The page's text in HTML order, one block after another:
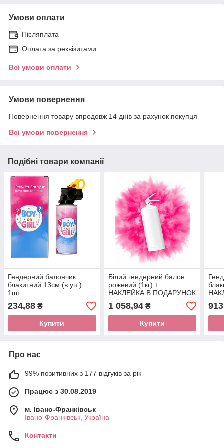
Умови оплати
Післяплата
Оплата за реквізитами
Всі умови оплати
Умови повернення
Повернення товару впродовж 14 днів за рахунок покупця
Всі умови повернення
Подібні товари компанії
Гендерний балончик
блакитний 13см (в уп.)
1шт.
234,88 ₴
Купити
Білий гендерний балон
рожевий (1кг) +
НАКЛЕЙКА В ПОДАРУНОК
1 058,94₴
Купити
Про нас
99% позитивних з 177 відгуків за рік
Працює з 30.08.2019
м. Івано-Франківськ
Івано-Франківськ, Україна
Контакти